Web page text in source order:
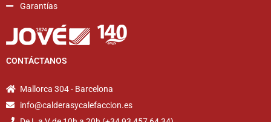
Garantías
CONTÁCTANOS
Mallorca 304 - Barcelona
info@calderasycalefaccion.es